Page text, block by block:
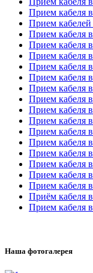
Прием кабеля
Прием
Прием кабеля
Прием кабеля
Прием кабеля
Прием кабеля
Прием кабеля
Прием кабеля
Прием кабеля
Прием кабеля
Прием кабеля
Прием кабеля
Прием кабеля
Прием кабеля
Прием кабеля
Прием кабеля
Прием кабеля
Приём кабеля
Прием кабеля
Наша фотогалерея